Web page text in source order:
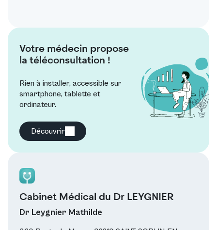
Votre médecin propose
la téléconsultation !
Rien à installer, accessible sur
smartphone, tablette et
ordinateur.
Découvrir
Cabinet Médical du Dr LEYGNIER
Dr Leygnier Mathilde